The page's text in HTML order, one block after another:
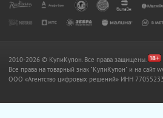
2010-2026 © КупиКупон. Все права защищены.
Все права на товарный знак "КупиКупон" и на сайт
OOO «Агентство цифровых решений» ИНН